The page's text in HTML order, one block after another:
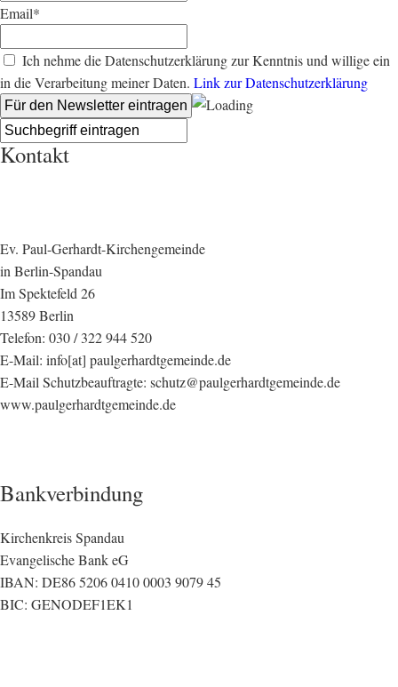
Email*
Ich nehme die Datenschutzerklärung zur Kenntnis und willige ein
in die Verarbeitung meiner Daten. Link zur Datenschutzerklärung
Kontakt
Ev. Paul-Gerhardt-Kirchengemeinde
in Berlin-Spandau
Im Spektefeld 26
13589 Berlin
Telefon: 030 / 322 944 520
E-Mail: info[at] paulgerhardtgemeinde.de
E-Mail Schutzbeauftragte: schutz@paulgerhardtgemeinde.de
www.paulgerhardtgemeinde.de
Bankverbindung
Kirchenkreis Spandau
Evangelische Bank eG
IBAN: DE86 5206 0410 0003 9079 45
BIC: GENODEF1EK1